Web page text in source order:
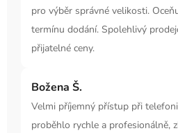
pro výběr správné velikosti.
termínu dodání. Spolehlivý
přijatelné ceny.
Božena Š.
Velmi příjemný přístup při
proběhlo rychle a profesionálně,